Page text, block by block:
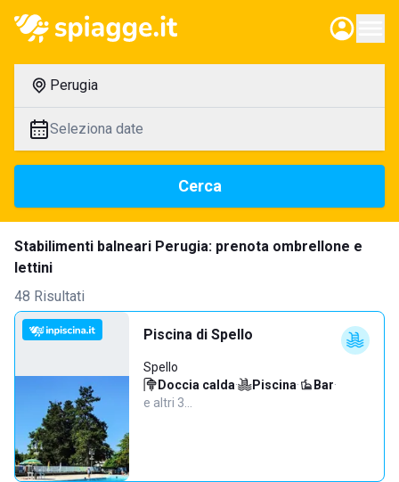
Perugia
Seleziona date
Cerca
Stabilimenti balneari Perugia: prenota ombrellone e
lettini
48 Risultati
Piscina di Spello
Spello
Doccia calda· Piscina· Bar·
e altri 3…